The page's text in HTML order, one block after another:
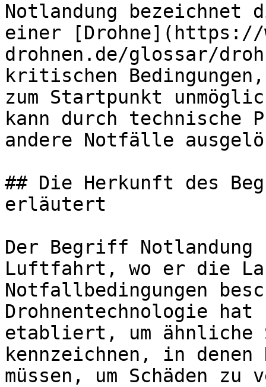
Notlandung
einer [Drohne](https://
drohnen.de/glossar/
kritischen
zum Startpunkt
kann durch technische
andere Notfälle
## Die Herkunft des
erläutert
Der Begriff Notlandung
Luftfahrt, wo er die
Notfallbedingungen
Drohnentechnologie
etabliert, um ähnliche
kennzeichnen, in
müssen, um Schäden zu